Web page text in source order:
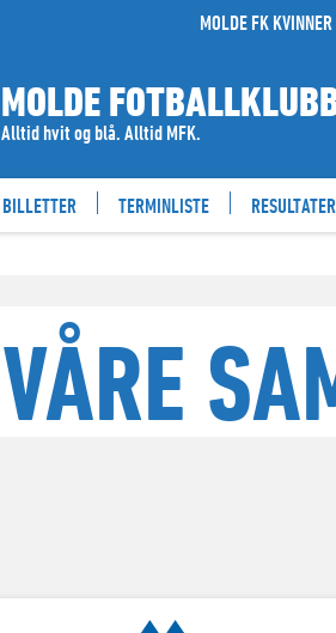
MOLDE FK KVINNER
MOLDE
Alltid hvit og blå. Alltid MFK.
BILLETTER TERMINLISTE RESULTATER
VÅRE